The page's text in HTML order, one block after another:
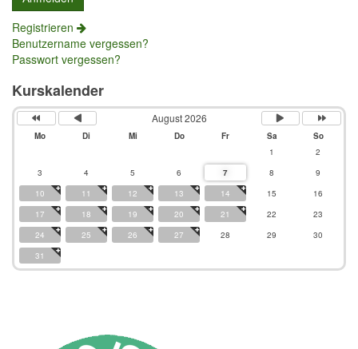
Registrieren
Benutzername vergessen?
Passwort vergessen?
Kurskalender
August 2026
Mo Di Mi Do Fr Sa
So
1
2
3
4 5 6 7 8
9
10
11 12 13 14 15
16
17
18 19 20 21 22
23
24
25 26 27 28 29
30
31